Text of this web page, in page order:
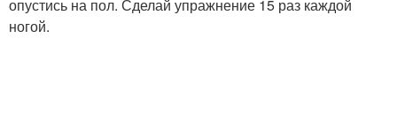
опустись на пол. Сделай упражнение 15 раз каждой
ногой.